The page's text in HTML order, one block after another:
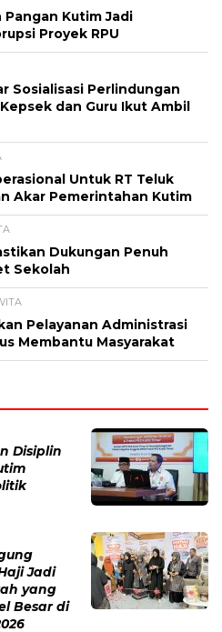
Kutim Jadi
Proyek RPU
Sosialisasi Perlindungan
dan Guru Ikut Ambil
Untuk RT Teluk
Akar Pemerintahan Kutim
Dukungan Penuh
Sekolah
Pelayanan Administrasi
Membantu Masyarakat
Disiplin
Jadi
yang
Besar di